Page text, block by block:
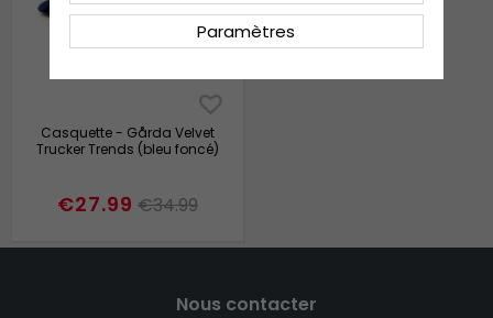
Casquette - Gårda Velvet
Trucker Trends (bleu foncé)
€27.99 €34.99
Nous contacter
Paramètres